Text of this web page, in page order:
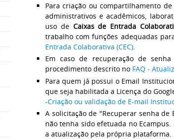
Para criação ou compartilhamento
administrativos e acadêmicos,
uso de Caixas de Entrada
trabalho com funções adequadas
Entrada Colaborativa (CEC)
Em caso de recuperação de
procedimento descrito no FAQ -
Para quem já possui o Email
que seja habilitada a Licença do
-Criação ou validação de E-mail
A solicitação de "Recuperar senha de
não tenha sido efetuada no
a atualização pela própria plataforma.